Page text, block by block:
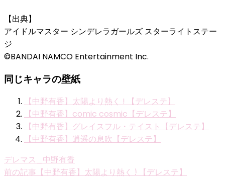
【出典】
アイドルマスター シンデレラガールズ スターライトステー
ジ
©BANDAI NAMCO Entertainment Inc.
同じキャラの壁紙
【中野有香】太陽より熱く ! 【デレステ】
【中野有香】comic cosmic【デレステ】
【中野有香】グレイスフル・テイスト【デレステ】
【中野有香】逍遥の息吹【デレステ】
デレマス_中野有香
投
前の記事 【中野有香】太陽より熱く ! 【デレステ】